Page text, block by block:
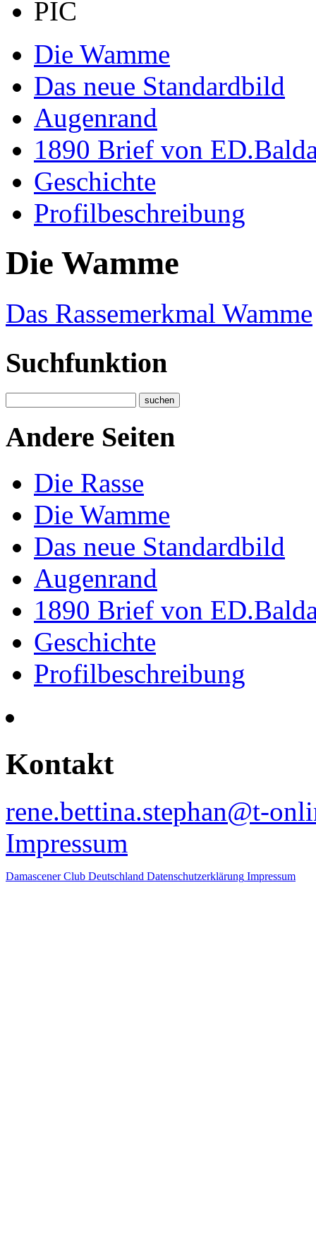
Die Wamme
Das neue Standardbild
Augenrand
1890 Brief von
Geschichte
Profilbeschreibung
Die Wamme
Das Rassemerkmal Wamme
Suchfunktion
Andere Seiten
Die Rasse
Die Wamme
Das neue Standardbild
Augenrand
1890 Brief von
Geschichte
Profilbeschreibung
Kontakt
rene.bettina.stephan@t-
Impressum
Damascener Club Deutschland Datenschutzerklärung Impressum